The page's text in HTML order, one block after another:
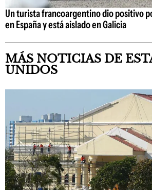
Un turista francoargentino dio positivo
en España y está aislado en Galicia
MÁS NOTICIAS DE
UNIDOS